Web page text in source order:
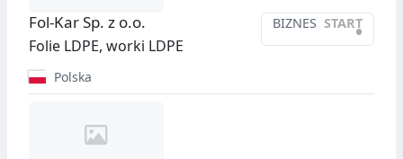
BIZNES START
•
Fol-Kar Sp. z o.o.
Folie LDPE, worki LDPE
Polska